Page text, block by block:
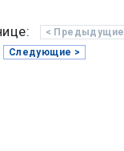
< Предыдущие
Следующие >